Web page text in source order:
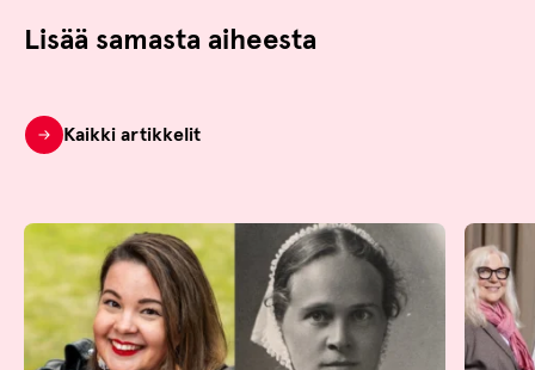
Lisää samasta aiheesta
Kaikki artikkelit